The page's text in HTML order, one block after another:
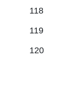
118
119
120